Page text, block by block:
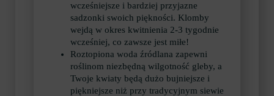
wcześniejsze i bardziej przyjazne
sadzonki swoich piękności. Klomby
wejdą w okres kwitnienia 2-3 tygodnie
wcześniej, co zawsze jest miłe!
Roztopiona woda źródlana zapewni
roślinom niezbędną wilgotność gleby, a
Twoje kwiaty będą dużo bujniejsze i
piękniejsze niż przy tradycyjnym siewie